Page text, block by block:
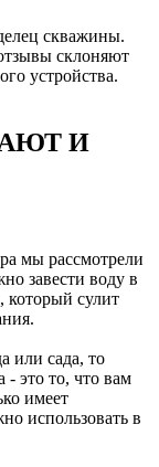
скважины.
склоняют
устройства.
И
мы рассмотрели
завести воду в
который сулит
или сада, то
это то, что вам
имеет
использовать в